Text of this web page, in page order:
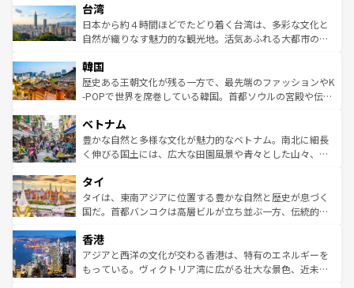
ならではの贅沢な旅のスタイルだ。 なお、新着のアメリカ
情報はコンテンツ一覧を参照してほしい。
れるおもてなしの心で訪れる人々を迎えてくれるハワイの
人々、おいしいローカルフードやハワイアンミュージッ
ク、伝統的なフラダンスなど、すべてがハワイの魅力を彩
ワイを、存分に味わってほしい。 なお、新着のハワイ情報
はコンテンツ一覧を参照してほしい。
リアリーフや大陸中央部にそびえるウルル（エアーズロッ
ク）、タスマニアの美しい原生林やケアンズの熱帯雨林な
ど、見どころがたくさん。また、カフェやワイン、オージ
いる。アクティビティも充実しており、サーフィンやダイ
ビング、ハイキングなど、アウトドア好きにはたまらな
い。オーストラリアの多彩な魅力を存分に味わいつくそ
参照してほしい。
台湾
日本から約４時間ほどでたどり着く台湾は、多彩な文化と
自然が織りなす魅力的な観光地。活気あふれる大都市の台
ン）、静ひつな山岳地帯である台湾東部など、都市の喧騒
と山間の静けさが共存しており、訪れる人に新しい発見と
驚きをもたらしてくれる。また、奥深い台湾の食文化も魅
容にもいいと評判のスイーツなど、バラエティ豊かな料理
が味わえる。 なお、新着の台湾情報は コンテンツ一覧を参
照してほしい。
韓国
歴史ある王朝文化が残る一方で、最先端のファッションやK
-POPで世界を席巻している韓国。首都ソウルの宮殿や伝統
き、地方に足を延ばせば四季折々の自然美を楽しむことが
できる。そして、キムチや焼肉、絶品のストリートフード
まで、さまざまな韓国料理が待っている。夜には、韓国な
リティに包まれながら、韓国の多彩な魅力を心ゆくまで味
わってみてほしい。 なお、新着の韓国情報はコンテンツ一
覧を参照してほしい。
ベトナム
豊かな自然と多様な文化が魅力的なベトナム。南北に細長
く伸びる国土には、広大な田園風景や青々とした山々、世
急速な発展と共に伝統が息づく。ハノイの古い町並みやホ
ーチミン市のフランス統治時代の建物も、独特の雰囲気を
醸し出している。また、バラエティの豊かさとおいしさで
とつ。フォーやバインミー、ベトナムコーヒーなどは、ぜ
ひ現地で味わいたい。どの地域を訪れてもあたたかい人々
が旅行者を迎えてくれるので、きっと忘れられない旅にな
タイ
タイは、東南アジアに位置する豊かな自然と歴史が息づく
国だ。首都バンコクは高層ビルが立ち並ぶ一方、伝統的な
の活気が交差している。北部ではチェンマイなどの山岳地
帯で自然と触れ合い、南部ではプーケットやクラビの美し
いビーチでリゾート気分を楽しむことができる。タイ料理
香港
アジアと西洋の文化が交わる香港は、特有のエネルギーを
もっている。ヴィクトリア湾に広がる壮大な景色、近未来